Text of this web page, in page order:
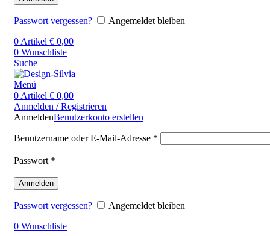
Passwort vergessen?
Angemeldet bleiben
0 Artikel € 0,00
0 Wunschliste
Suche
Menü
0 Artikel € 0,00
Anmelden / Registrieren
AnmeldenBenutzerkonto erstellen
Benutzername oder E-Mail-Adresse *
Passwort *
Anmelden
Passwort vergessen?
Angemeldet bleiben
0 Wunschliste